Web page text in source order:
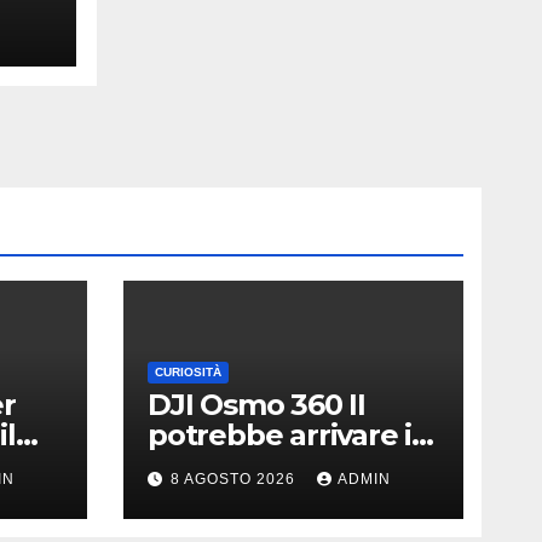
CURIOSITÀ
DJI Osmo 360 II
potrebbe arrivare il
13 agosto | Nuovo
teaser
8 AGOSTO 2026 ADMIN